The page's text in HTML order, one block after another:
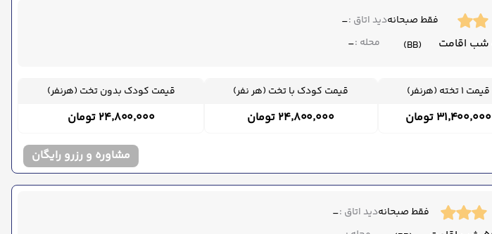
فقط صبحانه
(BB)
دید اتاق :-
محله :-
قیمت 1 تخته (هرنفر)
۳۱٬۴۰۰٬۰۰۰ تومان
قیمت کودک با تخت (هر نفر)
۲۴٬۸۰۰٬۰۰۰ تومان
قیمت کودک بدون تخت (هرنفر)
۲۴٬۸۰۰٬۰۰۰ تومان
مشاوره و رزرو رایگان
فقط صبحانهدید اتاق :-